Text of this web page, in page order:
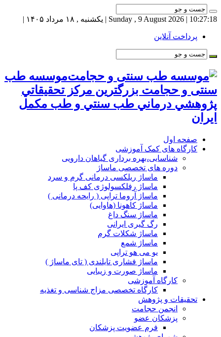
10:27:19 | Sunday , 9 August 2026 | یکشنبه , ۱۸ مرداد ۱۴۰۵ |
پرداخت آنلاین
موسسه طب
سنتی و حجامت بزرگترين مركز تحقيقاتي
پژوهشي درماني طب سنتي و طب مكمل
ايران
صفحه اول
کارگاه های کمک آموزشی
شناسایی،بهره برداری گیاهان دارویی
دوره های تخصصی ماساژ
ماساژ ریلکسی درمانی گرم و سرد
ماساژ رفلکسولوژی کف پا
ماساژ آروما تراپی ( رایحه درمانی )
ماساژ کاهونا (هاوایی)
ماساژ سنگ داغ
رگ گیری ایرانی
ماساژ شکلات گرم
ماساژ شمع
یو می هو تراپی
ماساژ فشاری تایلندی ( تای ماساژ )
ماساژ صورت و زیبایی
کارگاه آموزشی
کارگاه تخصصی مزاج شناسی و تغذیه
تحقیقات و پژوهش
انجمن حجامت
پزشکان عضو
فرم عضویت پزشکان